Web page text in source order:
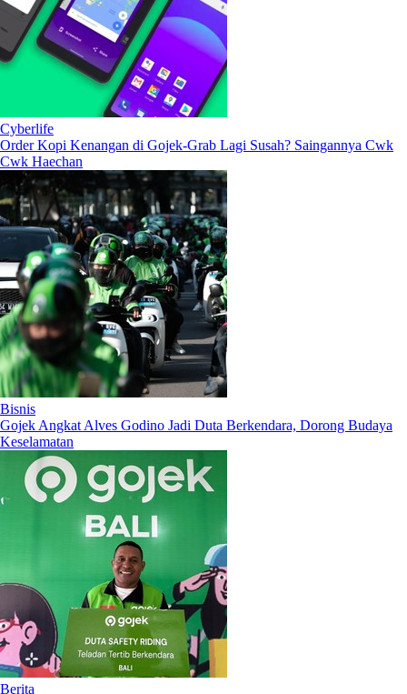
Cyberlife
Order Kopi Kenangan di Gojek-Grab Lagi Susah? Saingannya Cwk
Cwk Haechan
Bisnis
Gojek Angkat Alves Godino Jadi Duta Berkendara, Dorong Budaya
Keselamatan
Berita